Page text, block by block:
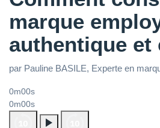
marque
authentique et
par Pauline BASILE, Experte en
0m00s
0m00s